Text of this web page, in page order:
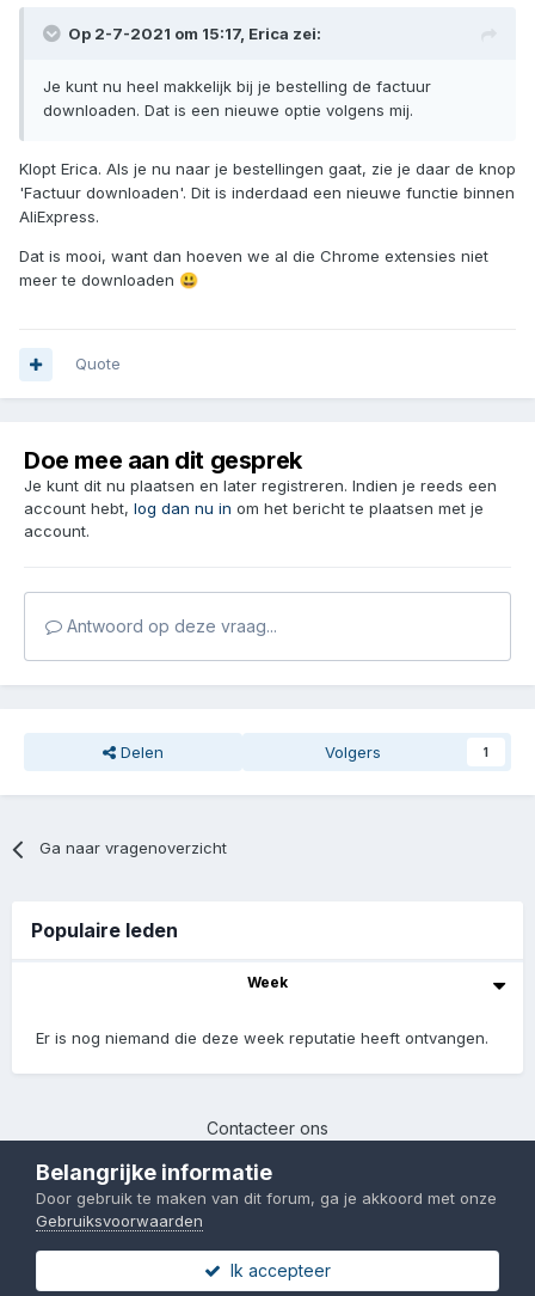
Op 2-7-2021 om 15:17, Erica zei:
Je kunt nu heel makkelijk bij je bestelling de factuur
downloaden. Dat is een nieuwe optie volgens mij.
Klopt Erica. Als je nu naar je bestellingen gaat, zie je daar de knop
'Factuur downloaden'. Dit is inderdaad een nieuwe functie binnen
AliExpress.
Dat is mooi, want dan hoeven we al die Chrome extensies niet
meer te downloaden 😃
Quote
Doe mee aan dit gesprek
Je kunt dit nu plaatsen en later registreren. Indien je reeds een
account hebt, log dan nu in om het bericht te plaatsen met je
account.
Antwoord op deze vraag...
Delen Volgers 1
Ga naar vragenoverzicht
Populaire leden
Week
Er is nog niemand die deze week reputatie heeft ontvangen.
Contacteer ons
Powered by Invision Community
Belangrijke informatie
Door gebruik te maken van dit forum, ga je akkoord met onze
Gebruiksvoorwaarden
Ik accepteer